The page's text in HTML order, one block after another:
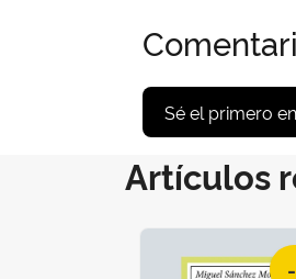
Sé el primero
Artículos